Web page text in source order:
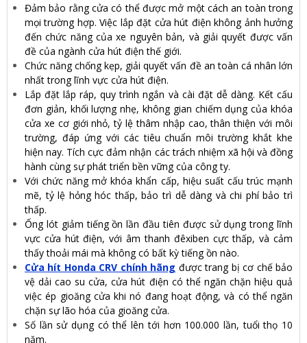
Đảm bảo rằng cửa có thể được mở một cách an toàn trong
mọi trường hợp. Việc lắp đặt cửa hút điện không ảnh hưởng
đến chức năng của xe nguyên bản, và giải quyết được vấn
đề của ngành cửa hút điện thế giới.
Chức năng chống kẹp, giải quyết vấn đề an toàn cá nhân lớn
nhất trong lĩnh vực cửa hút điện.
Lắp đặt lắp ráp, quy trình ngắn và cài đặt dễ dàng. Kết cấu
đơn giản, khối lượng nhẹ, không gian chiếm dụng của khóa
cửa xe cơ giới nhỏ, tỷ lệ thâm nhập cao, thân thiện với môi
trường, đáp ứng với các tiêu chuẩn môi trường khắt khe
hiện nay. Tích cực đảm nhận các trách nhiệm xã hội và đồng
hành cùng sự phát triển bền vững của công ty.
Với chức năng mở khóa khẩn cấp, hiệu suất cấu trúc mạnh
mẽ, tỷ lệ hỏng hóc thấp, bảo trì dễ dàng và chi phí bảo trì
thấp.
Ống lót giảm tiếng ồn lần đầu tiên được sử dụng trong lĩnh
vực cửa hút điện, với âm thanh đêxiben cực thấp, và cảm
thấy thoải mái mà không có bất kỳ tiếng ồn nào.
Cửa hít Honda CRV chính hãng được trang bị cơ chế bảo
vệ dải cao su cửa, cửa hút điện có thể ngăn chặn hiệu quả
việc ép gioăng cửa khi nó đang hoạt động, và có thể ngăn
chặn sự lão hóa của gioăng cửa.
Số lần sử dụng có thể lên tới hơn 100.000 lần, tuổi thọ 10
năm.